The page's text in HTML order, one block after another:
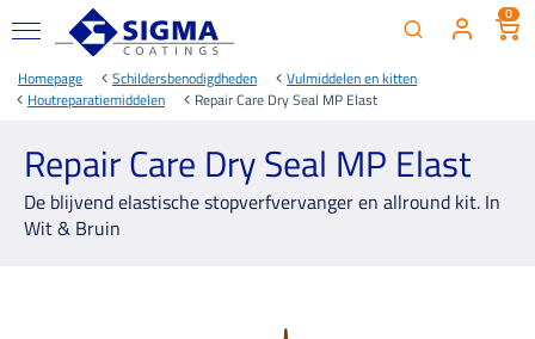
0
Homepage Schildersbenodigdheden
Vulmiddelen en kitten
Houtreparatiemiddelen
Repair Care Dry Seal MP Elast
Repair Care Dry Seal MP Elast
De blijvend elastische stopverfvervanger en allround kit. In
Wit & Bruin